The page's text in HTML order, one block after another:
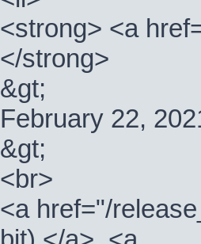
<strong> <a
</strong>
&gt;
February 22,
&gt;
<br>
<a href="/